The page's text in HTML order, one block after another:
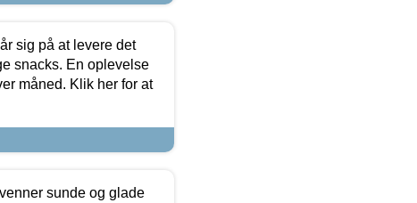
sig på at levere det
snacks. En oplevelse
måned. Klik her for at
sunde og glade